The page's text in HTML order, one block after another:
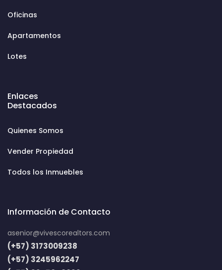
Oficinas
Apartamentos
Lotes
Enlaces
Destacados
Quienes Somos
Vender Propiedad
Todos los Inmuebles
Información de Contacto
asenior@vivescorealtors.com
(+57) 3173009238
(+57) 3245962247